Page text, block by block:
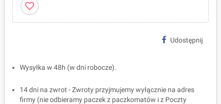
favorite_border
Udostępnij
Wysyłka w 48h (w dni robocze).
14 dni na zwrot - Zwroty przyjmujemy wyłącznie na adres
firmy (nie odbieramy paczek z paczkomatów i z Poczty